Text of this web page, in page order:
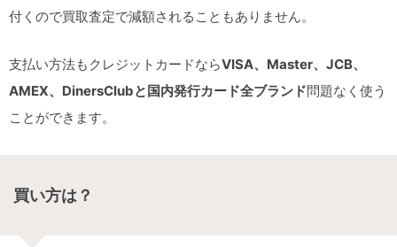
付くので買取査定で減額されることもありません。
支払い方法もクレジットカードならVISA、Master、JCB、
AMEX、DinersClubと国内発行カード全ブランド問題なく使う
ことができます。
買い方は？